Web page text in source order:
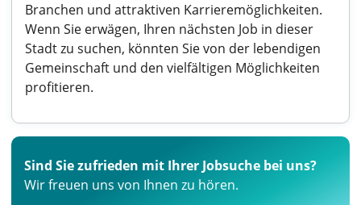
Branchen und attraktiven Karrieremöglichkeiten.
Wenn Sie erwägen, Ihren nächsten Job in dieser
Stadt zu suchen, könnten Sie von der lebendigen
Gemeinschaft und den vielfältigen Möglichkeiten
profitieren.
Sind Sie zufrieden mit Ihrer Jobsuche bei uns?
Wir freuen uns von Ihnen zu hören.